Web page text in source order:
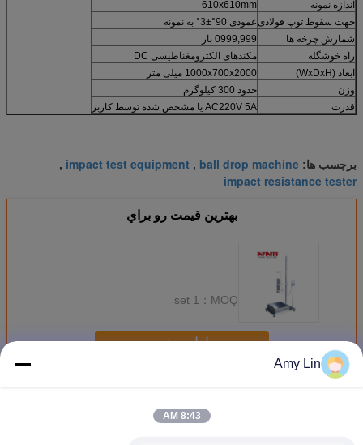
اندازه نمونه
610x610mm
جهت سقوط توپ فولادیعمودی 90°±3° به نمونه
شمارش چرخه ها
0999,999 بار
راه خوشگله
مکندهای الکترومغناطیسی DC
ابعاد (WxDxH)
1000x700x2000 میلی متر
وزن
حدود 300 کیلوگرم
قدرت
AC220V 5A یا مشخص شده توسط کاربر
برچسب ها: ball drop machine
,
impact test equipment
,
impact resistance tester
بهترين قيمت رو براي
MOQ：
1 set
ادامه هید
بیشدستگاه تست ضربه
Amy Lin
8:43 AM